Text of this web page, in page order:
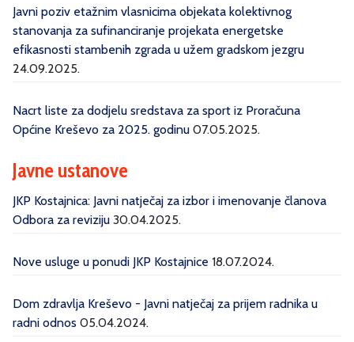
Javni poziv etažnim vlasnicima objekata kolektivnog
stanovanja za sufinanciranje projekata energetske
efikasnosti stambenih zgrada u užem gradskom jezgru
24.09.2025.
Nacrt liste za dodjelu sredstava za sport iz Proračuna
Općine Kreševo za 2025. godinu 07.05.2025.
Javne ustanove
JKP Kostajnica: Javni natječaj za izbor i imenovanje članova
Odbora za reviziju 30.04.2025.
Nove usluge u ponudi JKP Kostajnice 18.07.2024.
Dom zdravlja Kreševo - Javni natječaj za prijem radnika u
radni odnos 05.04.2024.